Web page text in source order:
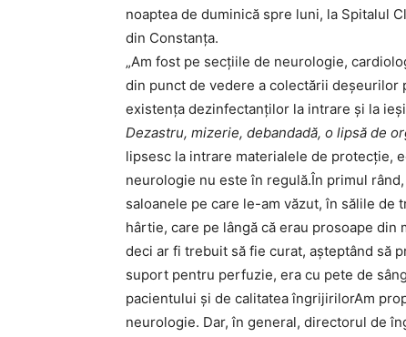
noaptea de duminică spre luni, la Spitalul
din Constanţa.
„Am fost pe secţiile de neurologie,
din punct de vedere a colectării deşeurilor
existenţa dezinfectanţilor la intrare şi la
Dezastru, mizerie, debandadă, o lipsă de
lipsesc la intrare materialele de protecţie,
neurologie nu este în regulă.În primul
saloanele pe care le-am văzut, în sălile de
hârtie, care pe lângă că erau prosoape
deci ar fi trebuit să fie curat, aşteptând să
suport pentru perfuzie, era cu pete de
pacientului şi de calitatea îngrijirilorAm
neurologie. Dar, în general, directorul de